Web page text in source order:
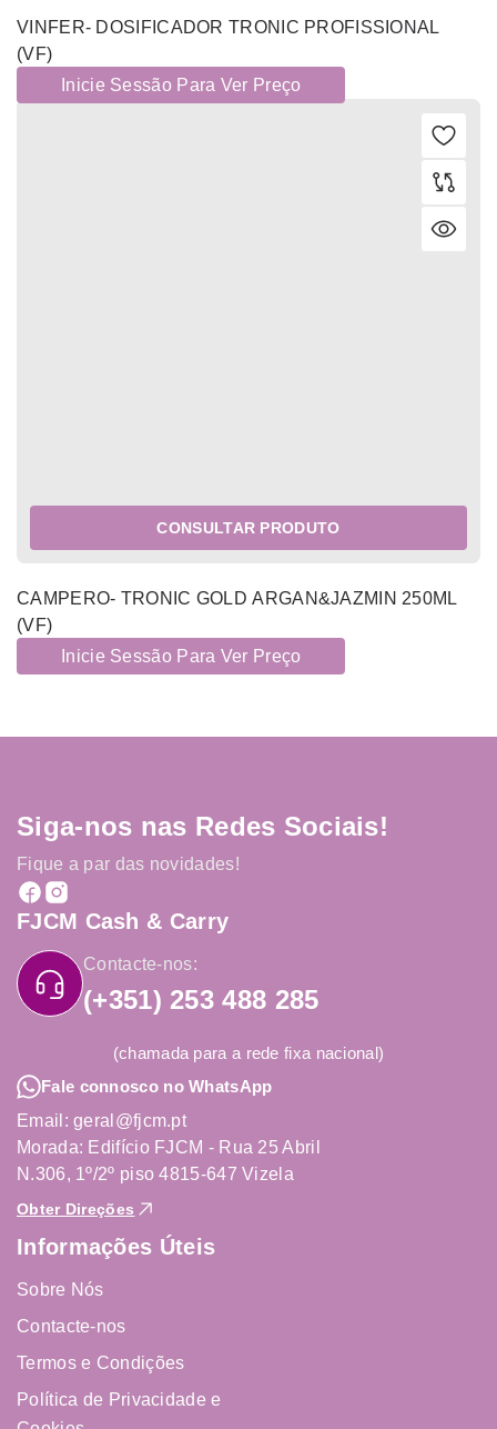
VINFER- DOSIFICADOR TRONIC PROFISSIONAL
(VF)
Inicie Sessão Para Ver Preço
CONSULTAR PRODUTO
CAMPERO- TRONIC GOLD ARGAN&JAZMIN 250ML
(VF)
Inicie Sessão Para Ver Preço
Siga-nos nas Redes Sociais!
Fique a par das novidades!
FJCM Cash & Carry
Contacte-nos:
(+351) 253 488 285
(chamada para a rede fixa nacional)
Fale connosco no WhatsApp
Email: geral@fjcm.pt
Morada: Edifício FJCM - Rua 25 Abril
N.306, 1º/2º piso 4815-647 Vizela
Obter Direções
Informações Úteis
Sobre Nós
Contacte-nos
Termos e Condições
Política de Privacidade e